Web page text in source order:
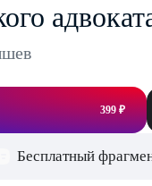
399 ₽
Бесплатный